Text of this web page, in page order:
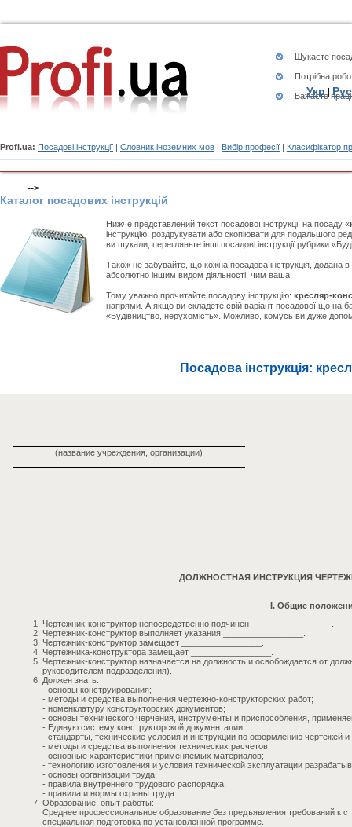
Шукаєте
Потрібна
Бажаєте
Profi.ua: Посадові інструкції | Словник іноземних мов | Вибір професії | Класифікатор
Укр|Рус
-->
Каталог посадових інструкцій
Нижче представлений текст посадової інструкції на посаду «
інструкцію, роздрукувати або скопіювати для подальшого
ви шукали, перегляньте інші посадові інструкції рубрики
Також не забувайте, що кожна посадова інструкція, додана
абсолютно іншим видом діяльності, чим ваша.
Тому уважно прочитайте посадову інструкцію: кресляр-
напрями. А якщо ви складете свій варіант посадової що на
«Будівництво, нерухомість». Можливо, комусь ви дуже
Посадова інструкція:
(название учреждения, организации)
ДОЛЖНОСТНАЯ ИНСТРУКЦИЯ
I. Общие
Чертежник-конструктор непосредственно подчинен _________________.
Чертежник-конструктор выполняет указания _________________.
Чертежник-конструктор замещает _________________.
Чертежника-конструктора замещает _________________.
Чертежник-конструктор назначается на должность и освобождается от
руководителем подразделения).
Должен знать:
- основы конструирования;
- методы и средства выполнения чертежно-конструкторских работ;
- номенклатуру конструкторских документов;
- основы технического черчения, инструменты и приспособления,
- Единую систему конструкторской документации;
- стандарты, технические условия и инструкции по оформлению чертежей и
- методы и средства выполнения технических расчетов;
- основные характеристики применяемых материалов;
- технологию изготовления и условия технической эксплуатации
- основы организации труда;
- правила внутреннего трудового распорядка;
- правила и нормы охраны труда.
Образование, опыт работы:
Среднее профессиональное образование без предъявления требований к
специальная подготовка по установленной программе.